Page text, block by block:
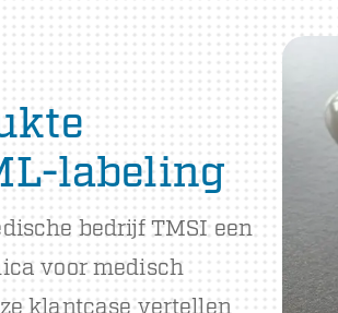
labeling
bedrijf TMSI een
voor medisch
klantcase vertellen